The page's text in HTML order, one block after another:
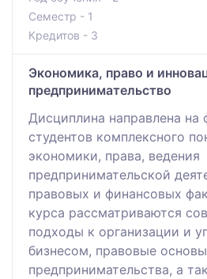
Семестр - 1
Кредитов - 3
Экономика, право и
предпринимательство
Дисциплина направлена
студентов комплексного
экономики, права, ведения
предпринимательской
правовых и финансовых
курса рассматриваются
подходы к организации и
бизнесом, правовые основы
предпринимательства, а